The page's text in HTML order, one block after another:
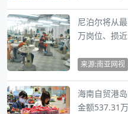
尼泊尔将从
万岗位、损
来源:南亚网视
海南自贸港
金额537.31